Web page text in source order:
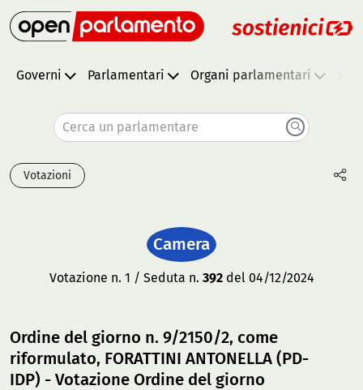
Governi Parlamentari Organi parlamentari
Cerca un parlamentare
Votazioni
Camera
Votazione n. 1 / Seduta n. 392del 04/12/2024
Ordine del giorno n. 9/2150/2, come
riformulato, FORATTINI ANTONELLA (PD-
IDP) - Votazione Ordine del giorno